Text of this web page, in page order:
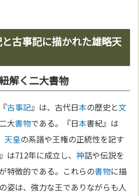
古事記に描かれた雄略天
解く二大書物
古事記』は、古代日本の歴史と文
大書物である。『日本書紀』は
天皇の系譜や王権の正統性を記す
は712年に成立し、神話や伝説を
特徴的である。これらの書物に描
の姿は、強力な王でありながらも人